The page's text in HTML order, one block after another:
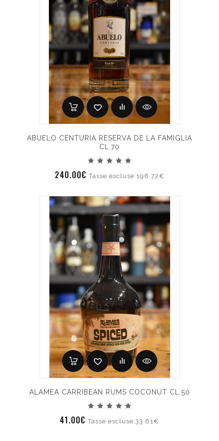
ABUELO CENTURIA RESERVA DE LA FAMIGLIA
CL.70
240.00€Tasse escluse:196.72€
ALAMEA CARRIBEAN RUMS COCONUT CL.50
41.00€Tasse escluse:33.61€